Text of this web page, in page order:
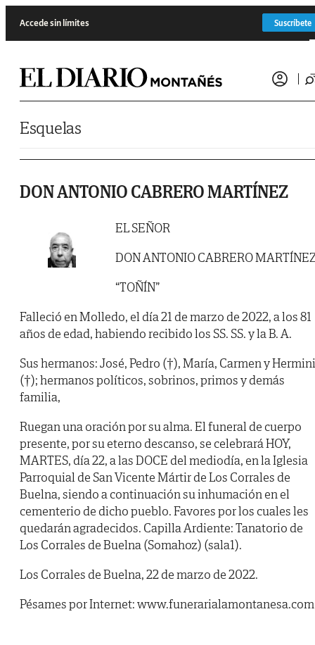
Accede sin límites Suscríbete
Esquelas
DON ANTONIO CABRERO MARTÍNEZ
EL SEÑOR
DON ANTONIO CABRERO
“TOÑÍN”
Falleció en Molledo, el día 21 de marzo de 2022, a los 81
años de edad, habiendo recibido los SS. SS. y la B. A.
Sus hermanos: José, Pedro (†), María, Carmen y
(†); hermanos políticos, sobrinos, primos y demás
familia,
Ruegan una oración por su alma. El funeral de cuerpo
presente, por su eterno descanso, se celebrará HOY,
MARTES, día 22, a las DOCE del mediodía, en la Iglesia
Parroquial de San Vicente Mártir de Los Corrales de
Buelna, siendo a continuación su inhumación en el
cementerio de dicho pueblo. Favores por los cuales les
quedarán agradecidos. Capilla Ardiente: Tanatorio de
Los Corrales de Buelna (Somahoz) (sala1).
Los Corrales de Buelna, 22 de marzo de 2022.
Pésames por Internet: www.funerarialamontanesa.com